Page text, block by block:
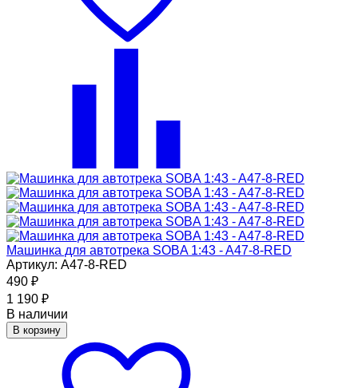
Машинка для автотрека SOBA 1:43 - A47-8-RED
Артикул: A47-8-RED
490 ₽
1 190 ₽
В наличии
В корзину